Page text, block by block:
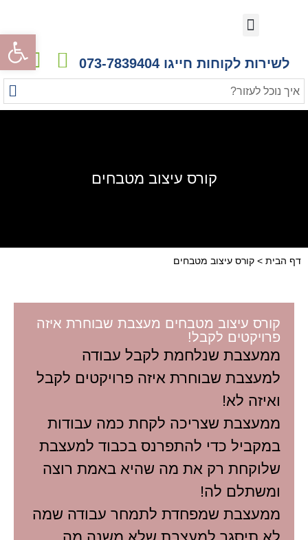
לשירות לקוחות חייגו 073-7839404
קורס עיצוב מטבחים
דף הבית > קורס עיצוב מטבחים
קורס עיצוב מטבחים מעצבת שבוחרת איזה
פרויקטים לקבל!
ממעצבת שנלחמת לקבל עבודה
למעצבת שבוחרת איזה פרויקטים לקבל
ואיזה לא!
ממעצבת שצריכה לקחת כמה עבודות
במקביל כדי להתפרנס בכבוד למעצבת
שלוקחת רק את מה שהיא באמת רוצה
ומשתלם לה!
ממעצבת שמפחדת לתמחר עבודה שמה